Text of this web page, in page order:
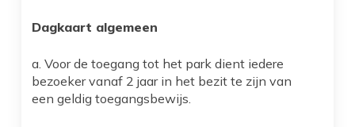
Dagkaart algemeen
a. Voor de toegang tot het park dient iedere
bezoeker vanaf 2 jaar in het bezit te zijn van
een geldig toegangsbewijs.